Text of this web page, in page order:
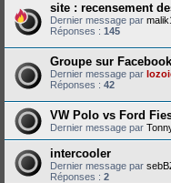
site : recensement
Dernier message par
Réponses : 145
Groupe sur Facebook
Dernier message par
Réponses : 42
VW Polo vs Ford
Dernier message par
intercooler
Dernier message par
Réponses : 2